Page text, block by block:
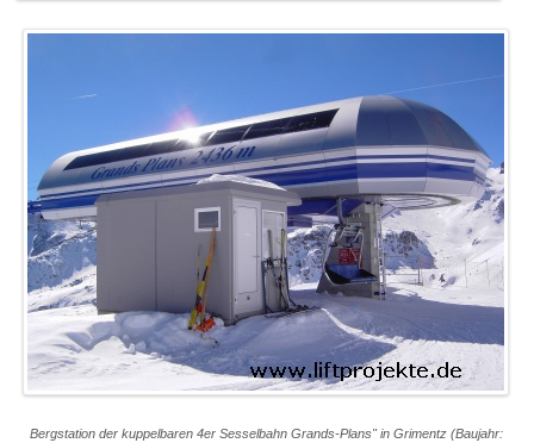
Bergstation der kuppelbaren 4er Sesselbahn Grands-Plans" in Grimentz (Baujahr: